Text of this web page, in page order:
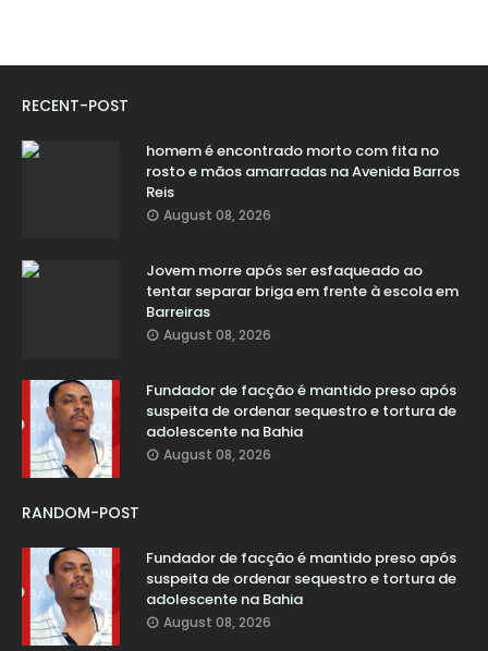
RECENT-POST
homem é encontrado morto com fita no
rosto e mãos amarradas na Avenida Barros
Reis
August 08, 2026
Jovem morre após ser esfaqueado ao
tentar separar briga em frente à escola em
Barreiras
August 08, 2026
Fundador de facção é mantido preso após
suspeita de ordenar sequestro e tortura de
adolescente na Bahia
August 08, 2026
RANDOM-POST
Fundador de facção é mantido preso após
suspeita de ordenar sequestro e tortura de
adolescente na Bahia
August 08, 2026